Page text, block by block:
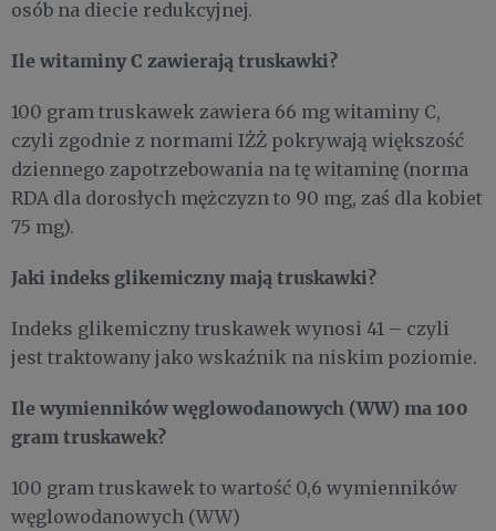
osób na diecie redukcyjnej.
Ile witaminy C zawierają truskawki?
100 gram truskawek zawiera 66 mg witaminy C,
czyli zgodnie z normami IŻŻ pokrywają większość
dziennego zapotrzebowania na tę witaminę (norma
RDA dla dorosłych mężczyzn to 90 mg, zaś dla kobiet
75 mg).
Jaki indeks glikemiczny mają truskawki?
Indeks glikemiczny truskawek wynosi 41 – czyli
jest traktowany jako wskaźnik na niskim poziomie.
Ile wymienników węglowodanowych (WW) ma 100
gram truskawek?
100 gram truskawek to wartość 0,6 wymienników
węglowodanowych (WW)